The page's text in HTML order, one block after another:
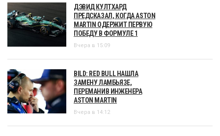
ДЭВИД КУЛТХАРД
ПРЕДСКАЗАЛ, КОГДА ASTON
MARTIN ОДЕРЖИТ ПЕРВУЮ
ПОБЕДУ В ФОРМУЛЕ 1
Вчера в 15:09
BILD: RED BULL НАШЛА
ЗАМЕНУ ЛАМБЬЯЗЕ,
ПЕРЕМАНИВ ИНЖЕНЕРА
ASTON MARTIN
Вчера в 14:12